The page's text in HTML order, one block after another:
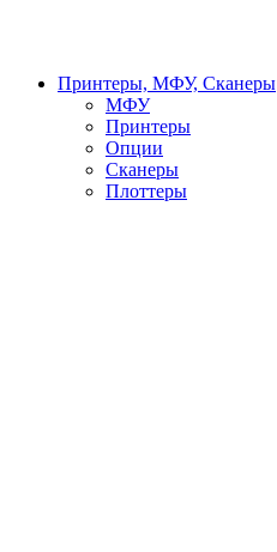
Принтеры, МФУ, Сканеры
МФУ
Принтеры
Опции
Сканеры
Плоттеры